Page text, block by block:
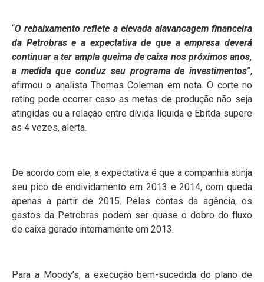
“O rebaixamento reflete a elevada alavancagem financeira
da Petrobras e a expectativa de que a empresa deverá
continuar a ter ampla queima de caixa nos próximos anos,
a medida que conduz seu programa de investimentos”,
afirmou o analista Thomas Coleman em nota. O corte no
rating pode ocorrer caso as metas de produção não seja
atingidas ou a relação entre dívida líquida e Ebitda supere
as 4 vezes, alerta.
De acordo com ele, a expectativa é que a companhia atinja
seu pico de endividamento em 2013 e 2014, com queda
apenas a partir de 2015. Pelas contas da agência, os
gastos da Petrobras podem ser quase o dobro do fluxo
de caixa gerado internamente em 2013.
Para a Moody’s, a execução bem-sucedida do plano de